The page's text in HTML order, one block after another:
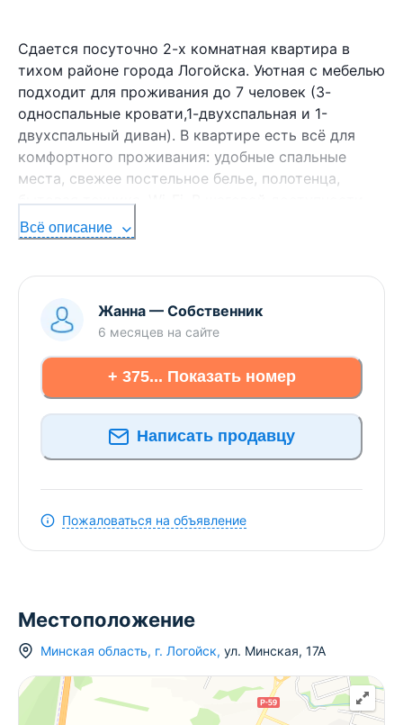
Сдается посуточно 2-х комнатная квартира в
тихом районе города Логойска. Уютная с мебелью
подходит для проживания до 7 человек (3-
односпальные кровати,1-двухспальная и 1-
двухспальный диван). В квартире есть всё для
комфортного проживания: удобные спальные
места, свежее постельное белье, полотенца,
бытовая техника, Wi-Fi. В шаговой доступности
остановка общественного транспорта, магазины,
супермаркеты, торговый центр и места досуга
"Силичи", Физкультурно-оздоровительный центр
"Логойск " с большим и маленьким бассейном,
спортивный зал. Цена за сутки при одноместном
заселении 3-х и более человек 45 руб сутки с чел.
(буд.день),50 руб с чел. (пт/суб) БРОНЬ ПО
ПРЕДОПЛАТЕ!!!! Форма оплаты наличный
безналичный расчёт. Отчётные документы
предоставляются.
Всё описание
Жанна — Собственник
6 месяцев на сайте
+ 375... Показать номер
Написать продавцу
Пожаловаться на объявление
Местоположение
Минская область, г. Логойск, ул. Минская, 17А